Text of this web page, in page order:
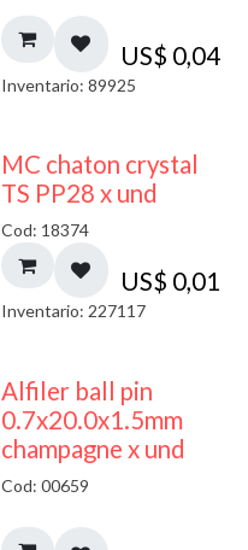
US$ 0,04
Inventario: 89925
MC chaton crystal
TS PP28 x und
Cod: 18374
US$ 0,01
Inventario: 227117
Alfiler ball pin
0.7x20.0x1.5mm
champagne x und
Cod: 00659